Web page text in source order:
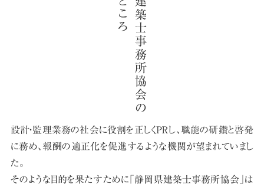
業務関係
会員紹介
協力会員
お知らせ
建築士事務所登録関係
登録の申請（新規・更新）
建築士法
設計等の業務に関する報告書
業務関係
当協会へ入会をご検討の方へ動画をご覧ください
設計・監理業務の社会に役割を正しくＰＲし、職能の研鑽と啓発
に務め、 報酬の適正化を促進するような機関が望まれていまし
た。
そのような目的を果たすために「静岡県建築士事務所協会」は